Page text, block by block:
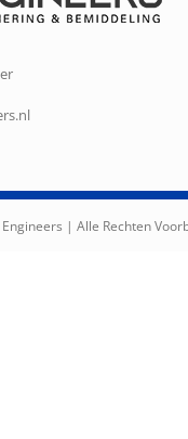
| Alle Rechten